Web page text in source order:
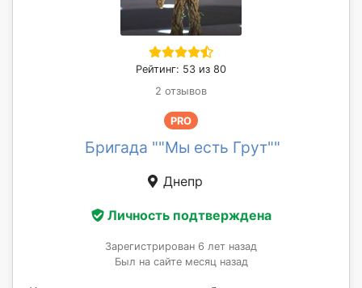
Рейтинг: 53 из 80
2 отзывов
PRO
Бригада ""Мы есть Грут""
Днепр
Личность подтверждена
Зарегистрирован 6 лет назад
Был на сайте месяц назад